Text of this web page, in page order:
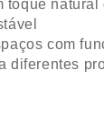
toque natural
com
diferentes